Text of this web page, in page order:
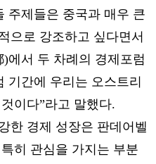
주제들은 중국과 매우 큰
으로 강조하고 싶다면서
에서 두 차례의 경제포럼
기간에 우리는 오스트리
이다”라고 말했다.
한 경제 성장은 판데어벨
히 관심을 가지는 부분